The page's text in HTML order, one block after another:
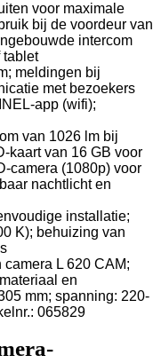
voor maximale
bij de voordeur van
intercom
tablet
meldingen bij
met bezoekers
app (wifi);
van 1026 lm bij
kaart van 16 GB voor
camera (1080p) voor
nachtlicht en
installatie;
K); behuizing van
camera L 620 CAM;
en
mm; spanning: 220-
065829